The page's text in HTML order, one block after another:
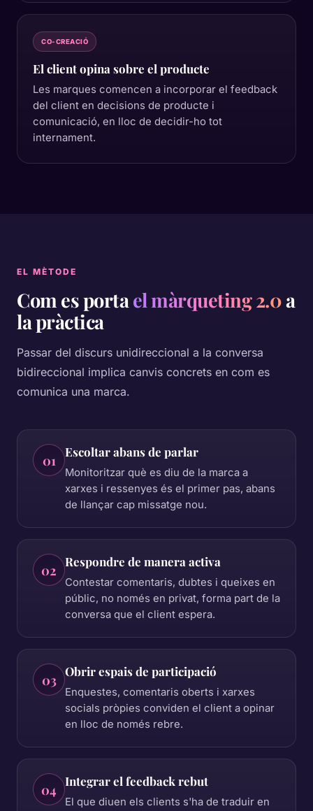
CO-CREACIÓ
El client opina sobre el producte
Les marques comencen a incorporar el feedback
del client en decisions de producte i
comunicació, en lloc de decidir-ho tot
internament.
EL MÈTODE
Com es portael màrqueting 2.0a
la pràctica
Passar del discurs unidireccional a la conversa
bidireccional implica canvis concrets en com es
comunica una marca.
01 Escoltar abans de parlar
Monitoritzar què es diu de la marca a
xarxes i ressenyes és el primer pas, abans
de llançar cap missatge nou.
02 Respondre de manera activa
Contestar comentaris, dubtes i queixes en
públic, no només en privat, forma part de la
conversa que el client espera.
03 Obrir espais de participació
Enquestes, comentaris oberts i xarxes
socials pròpies conviden el client a opinar
en lloc de només rebre.
04 Integrar el feedback rebut
El que diuen els clients s'ha de traduir en